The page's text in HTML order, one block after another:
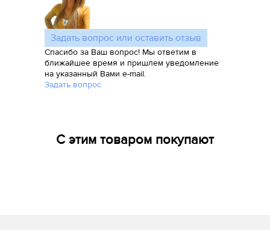
Задать вопрос или оставить отзыв
Спасибо за Ваш вопрос! Мы ответим в
ближайшее время и пришлем уведомление
на указанный Вами e-mail.
Задать вопрос
С этим товаром покупают